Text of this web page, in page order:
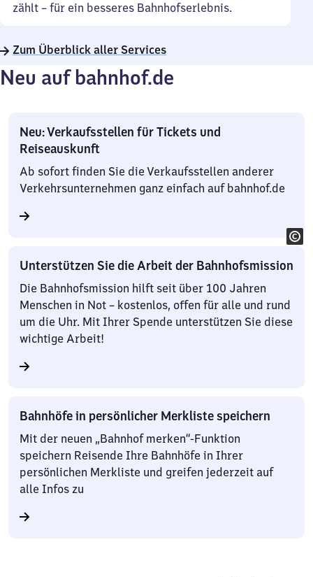
zählt – für ein besseres Bahnhofserlebnis.
Zum Überblick aller Services
Neu auf bahnhof.de
Neu: Verkaufsstellen für Tickets und
Reiseauskunft
Ab sofort finden Sie die Verkaufsstellen anderer
Verkehrsunternehmen ganz einfach auf bahnhof.de
Unterstützen Sie die Arbeit der Bahnhofsmission
Die Bahnhofsmission hilft seit über 100 Jahren
Menschen in Not – kostenlos, offen für alle und rund
um die Uhr. Mit Ihrer Spende unterstützen Sie diese
wichtige Arbeit!
Bahnhöfe in persönlicher Merkliste speichern
Mit der neuen „Bahnhof merken“-Funktion
speichern Reisende Ihre Bahnhöfe in Ihrer
persönlichen Merkliste und greifen jederzeit auf
alle Infos zu